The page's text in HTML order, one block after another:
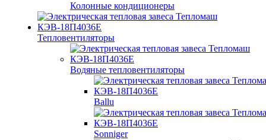
Колонные кондиционеры
Тепловентиляторы
Водяные тепловентиляторы
Ballu
Sonniger